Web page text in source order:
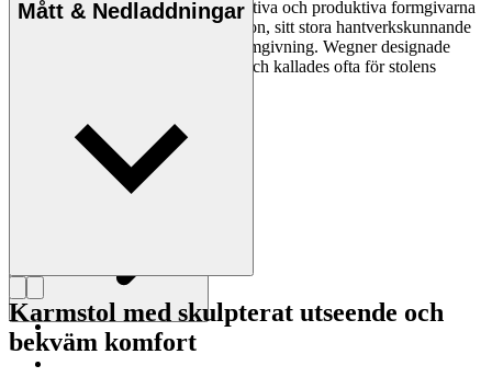
vara en av de mest kreativa, innovativa och produktiva formgivarna
genom tiderna, känd för sin precision, sitt stora hantverkskunnande
och sin kompromisslösa syn på formgivning. Wegner designade
nästan 500 stolar under sin livstid och kallades ofta för stolens
Läs mer om Hans J. Wegner
Mått & Nedladdningar
Karmstol med skulpterat utseende och
bekväm komfort